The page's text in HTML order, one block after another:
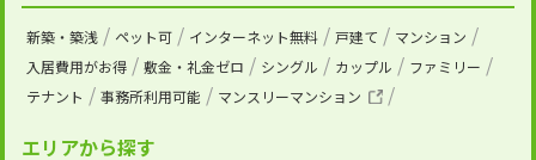
新築・築浅 ペット可 インターネット無料 戸建て
マンション
入居費用がお得
敷金・礼金ゼロ シングル カップル
ファミリー
テナント
事務所利用可能 マンスリーマンション
エリアから探す